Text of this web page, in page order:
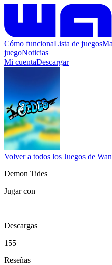
Cómo funcionaLista de juegos
juegoNoticias
Mi cuentaDescargar
Volver a todos los Juegos de
Demon Tides
Jugar con
Descargas
155
Reseñas